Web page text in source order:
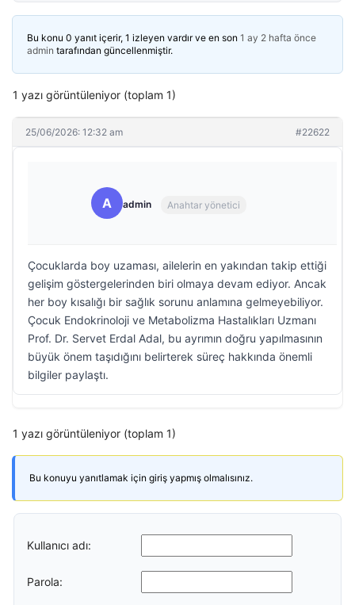
Bu konu 0 yanıt içerir, 1 izleyen vardır ve en son 1 ay 2 hafta önce
admin tarafından güncellenmiştir.
1 yazı görüntüleniyor (toplam 1)
25/06/2026: 12:32 am #22622
A admin Anahtar yönetici
Çocuklarda boy uzaması, ailelerin en yakından takip ettiği
gelişim göstergelerinden biri olmaya devam ediyor. Ancak
her boy kısalığı bir sağlık sorunu anlamına gelmeyebiliyor.
Çocuk Endokrinoloji ve Metabolizma Hastalıkları Uzmanı
Prof. Dr. Servet Erdal Adal, bu ayrımın doğru yapılmasının
büyük önem taşıdığını belirterek süreç hakkında önemli
bilgiler paylaştı.
1 yazı görüntüleniyor (toplam 1)
Bu konuyu yanıtlamak için giriş yapmış olmalısınız.
Kullanıcı adı:
Parola: